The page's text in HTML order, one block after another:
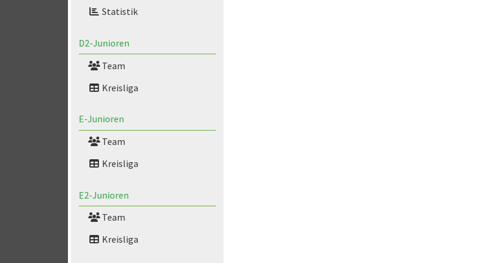
Statistik
D2-Junioren
Team
Kreisliga
E-Junioren
Team
Kreisliga
E2-Junioren
Team
Kreisliga